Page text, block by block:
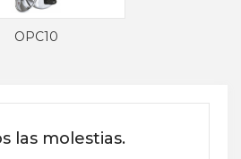
OPC10
las molestias.